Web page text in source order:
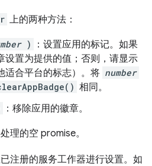
上的两种方法：
)
：设置应用的标记。如果
设置为提供的值；否则，请显示
适合平台的标志）。将 number
相同。
：移除应用的徽章。
理的空 promise。
注册的服务工作器进行设置。如